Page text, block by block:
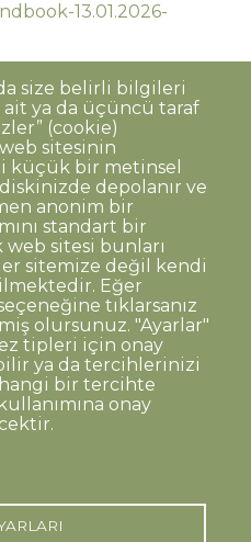
13.01.2026-
size belirli bilgileri
ya da üçüncü taraf
(cookie)
sitesinin
küçük bir metinsel
depolanır ve
anonim bir
standart bir
sitesi bunları
sitemize değil kendi
Eğer
tıklarsanız
olursunuz. "Ayarlar"
tipleri için onay
ya da tercihlerinizi
bir tercihte
onay
No:48 06420, Kolej
geç